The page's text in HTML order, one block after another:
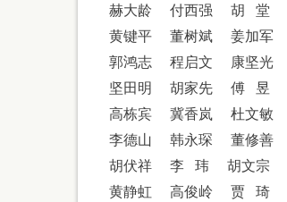
赫大龄
付西强 胡 堂
黄键平
董树斌 姜加军
郭鸿志
程启文 康坚光
坚田明
胡家先 傅 昱
高栋宾
冀香岚 杜文敏
李德山
韩永琛 董修善
胡伏祥
李 玮 胡文宗
黄静虹
高俊岭 贾 琦